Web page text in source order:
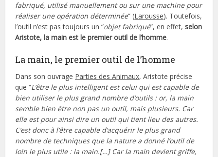
fabriqué, utilisé manuellement ou sur une machine pour
réaliser une opération déterminée” (Larousse). Toutefois,
l’outil n’est pas toujours un “objet fabriqué”, en effet,selon
Aristote, la main est le premier outil de l’homme.
La main, le premier outil de l’homme
Dans son ouvrage Parties des Animaux, Aristote précise
que “L’être le plus intelligent est celui qui est capable de
bien utiliser le plus grand nombre d’outils : or, la main
semble bien être non pas un outil, mais plusieurs. Car
elle est pour ainsi dire un outil qui tient lieu des autres.
C’est donc à l’être capable d’acquérir le plus grand
nombre de techniques que la nature a donné l’outil de
loin le plus utile : la main.[…] Car la main devient griffe,